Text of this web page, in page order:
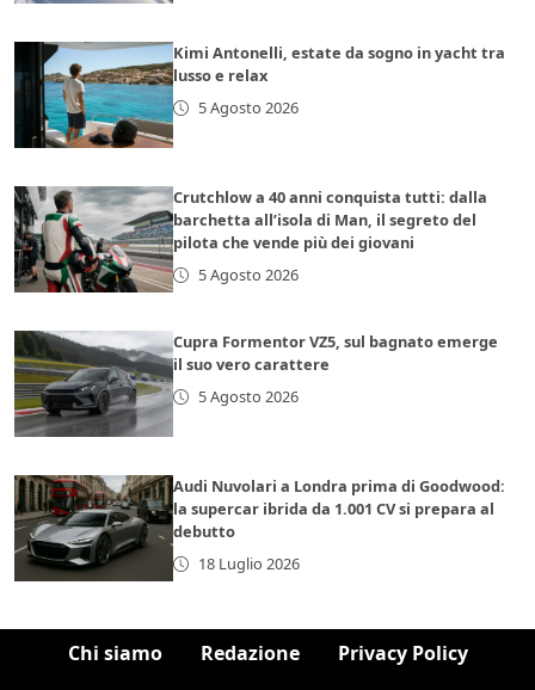
Kimi Antonelli, estate da sogno in yacht tra
lusso e relax
5 Agosto 2026
Crutchlow a 40 anni conquista tutti: dalla
barchetta all’isola di Man, il segreto del
pilota che vende più dei giovani
5 Agosto 2026
Cupra Formentor VZ5, sul bagnato emerge
il suo vero carattere
5 Agosto 2026
Audi Nuvolari a Londra prima di Goodwood:
la supercar ibrida da 1.001 CV si prepara al
debutto
18 Luglio 2026
Chi siamo Redazione
Privacy Policy